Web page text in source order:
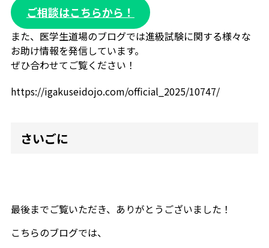
ご相談はこちらから！
また、医学生道場のブログでは進級試験に関する様々な
お助け情報を発信しています。
ぜひ合わせてご覧ください！
https://igakuseidojo.com/official_2025/10747/
さいごに
最後までご覧いただき、ありがとうございました！
こちらのブログでは、